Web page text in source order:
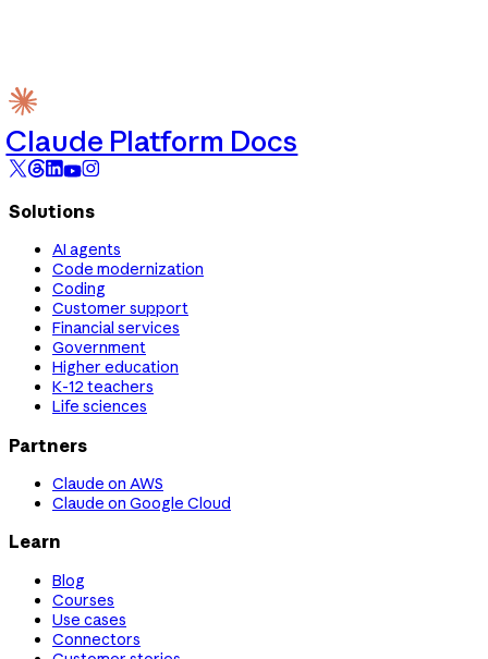
Claude Platform Docs
Solutions
AI agents
Code modernization
Coding
Customer support
Financial services
Government
Higher education
K-12 teachers
Life sciences
Partners
Claude on AWS
Claude on Google Cloud
Learn
Blog
Courses
Use cases
Connectors